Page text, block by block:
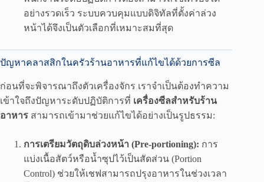
อย่างรวดเร็ว ระบบควบคุมแบบดิจิทัลที่ตั้งค่าล่วง
หน้าได้จึงเป็นตัวเลือกที่เหมาะสมที่สุด
ปัญหาคลาสสิกในครัวร้านอาหารที่แก้ไขได้ด้วยการซีล
ก่อนที่จะพิจารณาถึงตัวเครื่องจักร เราจำเป็นต้องทำความ
เข้าใจถึงปัญหาระดับปฏิบัติการที่ เครื่องซีลสำหรับร้าน
อาหาร สามารถเข้ามาช่วยแก้ไขได้อย่างเป็นรูปธรรม:
การเตรียมวัตถุดิบล่วงหน้า (Pre-portioning): การ
แบ่งเนื้อสัตว์หรือน้ำซุปไว้เป็นสัดส่วน (Portion
Control) ช่วยให้เชฟสามารถปรุงอาหารในช่วงเวลา